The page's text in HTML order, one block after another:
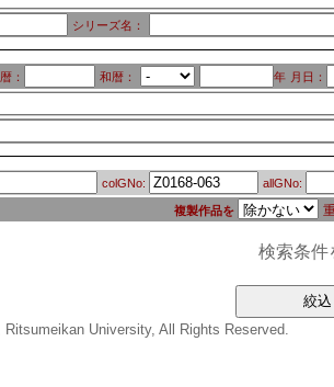
シリーズ名：
： 和暦： 年 月日：
colGNo: allGNo:
複製作品を
検索条件
Ritsumeikan University, All Rights Reserved.